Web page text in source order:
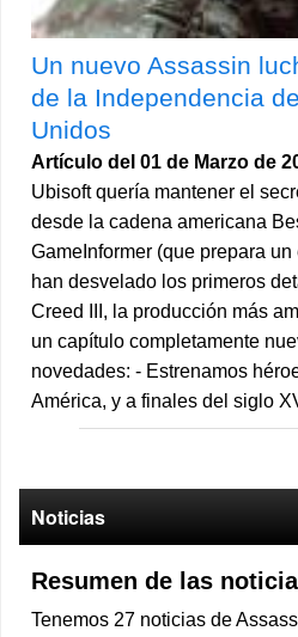
Un nuevo Assassin
de la Independencia
Unidos
Artículo del 01 de Marzo de
Ubisoft quería mantener el
desde la cadena americana
GameInformer (que prepara
han desvelado los primeros
Creed III, la producción más
un capítulo completamente
novedades: - Estrenamos
América, y a finales del siglo
Noticias
Resumen de las
Tenemos 27 noticias de